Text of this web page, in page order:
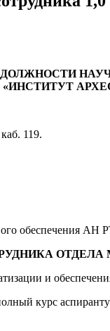
ДОЛЖНОСТИ
«ИНСТИТУТ
119.
обеспечения АН
ОТДЕЛА
и
курс